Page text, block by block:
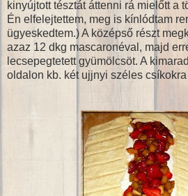
kinyújtott tésztát áttenni rá mielőtt a
Én elfelejtettem, meg is kínlódtam
ügyeskedtem.) A középső részt
azaz 12 dkg mascaronéval, majd
lecsepegtetett gyümölcsöt. A
oldalon kb. két ujjnyi széles csíkokra